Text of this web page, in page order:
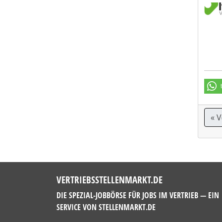
«
VERTRIEBSSTELLENMARKT.DE
DIE SPEZIAL-JOBBÖRSE FÜR JOBS IM VERTRIEB — EIN
SERVICE VON STELLENMARKT.DE